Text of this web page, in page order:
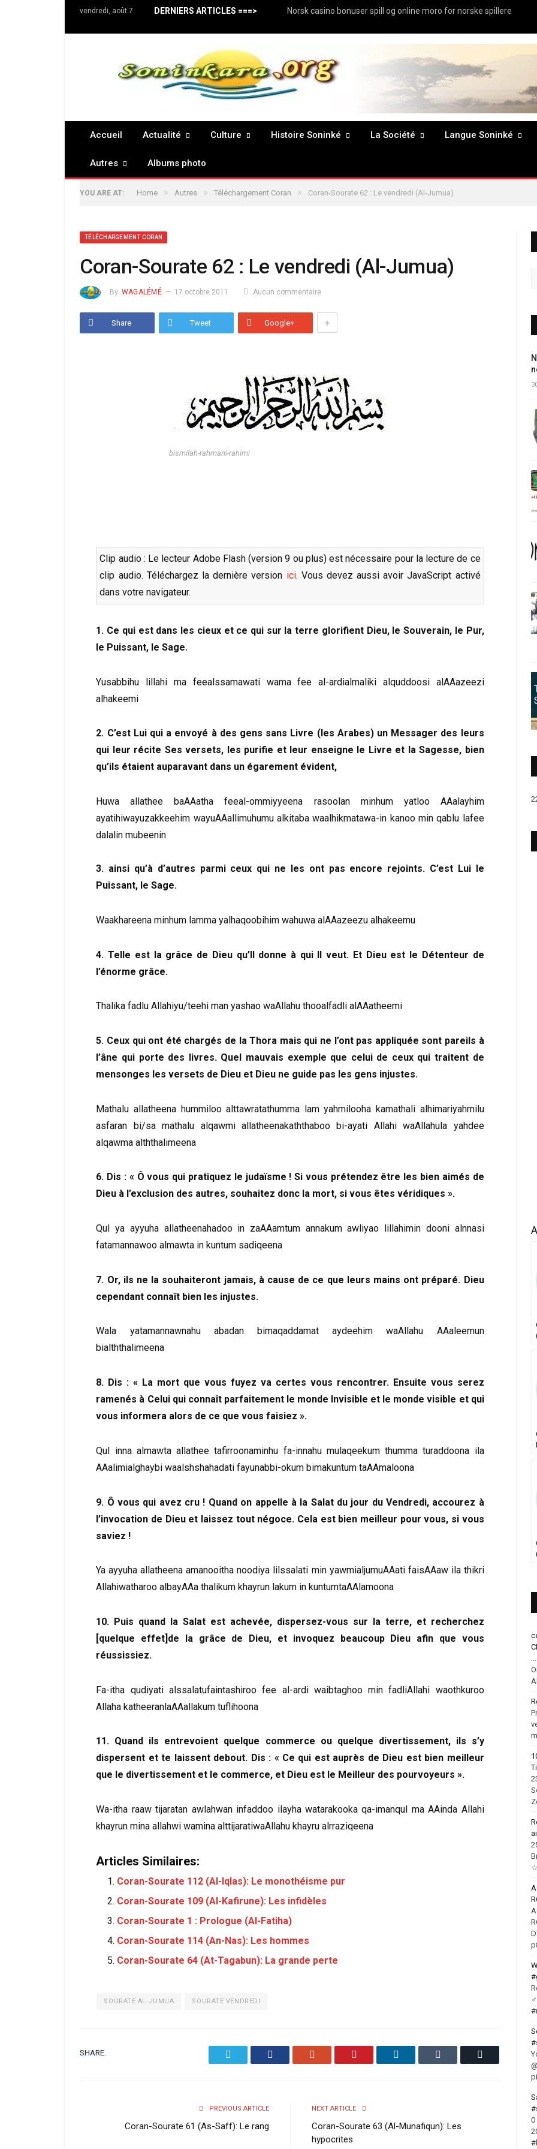
vendredi, août 7 DERNIERS ARTICLES ===> Norsk casino bonuser spill og online moro for norske spillere
Accueil Actualité Culture Histoire Soninké La Société Langue Soninké
Autres Albums photo
YOU ARE AT: Home » Autres » Téléchargement Coran » Coran-Sourate 62 : Le vendredi (Al-Jumua)
TÉLÉCHARGEMENT CORAN
Coran-Sourate 62 : Le vendredi (Al-Jumua)
By WAGALÉMÉ 17 octobre 2011 Aucun commentaire
Share Tweet Google+ +
bismilah-rahmani-rahimi
Clip audio : Le lecteur Adobe Flash (version 9 ou plus) est nécessaire pour la lecture de ce
clip audio. Téléchargez la dernière version ici. Vous devez aussi avoir JavaScript activé
dans votre navigateur.
1. Ce qui est dans les cieux et ce qui sur la terre glorifient Dieu, le Souverain, le Pur,
le Puissant, le Sage.
Yusabbihu lillahi ma feealssamawati wama fee al-ardialmaliki alquddoosi alAAazeezi
alhakeemi
2. C’est Lui qui a envoyé à des gens sans Livre (les Arabes) un Messager des leurs
qui leur récite Ses versets, les purifie et leur enseigne le Livre et la Sagesse, bien
qu’ils étaient auparavant dans un égarement évident,
Huwa allathee baAAatha feeal-ommiyyeena rasoolan minhum yatloo AAalayhim
ayatihiwayuzakkeehim wayuAAallimuhumu alkitaba waalhikmatawa-in kanoo min qablu lafee
dalalin mubeenin
3. ainsi qu’à d’autres parmi ceux qui ne les ont pas encore rejoints. C’est Lui le
Puissant, le Sage.
Waakhareena minhum lamma yalhaqoobihim wahuwa alAAazeezu alhakeemu
4. Telle est la grâce de Dieu qu’Il donne à qui Il veut. Et Dieu est le Détenteur de
l’énorme grâce.
Thalika fadlu Allahiyu/teehi man yashao waAllahu thooalfadli alAAatheemi
5. Ceux qui ont été chargés de la Thora mais qui ne l’ont pas appliquée sont pareils à
l’âne qui porte des livres. Quel mauvais exemple que celui de ceux qui traitent de
mensonges les versets de Dieu et Dieu ne guide pas les gens injustes.
Mathalu allatheena hummiloo alttawratathumma lam yahmilooha kamathali alhimariyahmilu
asfaran bi/sa mathalu alqawmi allatheenakaththaboo bi-ayati Allahi waAllahula yahdee
alqawma alththalimeena
6. Dis : « Ô vous qui pratiquez le judaïsme ! Si vous prétendez être les bien aimés de
Dieu à l’exclusion des autres, souhaitez donc la mort, si vous êtes véridiques ».
Qul ya ayyuha allatheenahadoo in zaAAamtum annakum awliyao lillahimin dooni alnnasi
fatamannawoo almawta in kuntum sadiqeena
7. Or, ils ne la souhaiteront jamais, à cause de ce que leurs mains ont préparé. Dieu
cependant connaît bien les injustes.
Wala yatamannawnahu abadan bimaqaddamat aydeehim waAllahu AAaleemun
bialththalimeena
8. Dis : « La mort que vous fuyez va certes vous rencontrer. Ensuite vous serez
ramenés à Celui qui connaît parfaitement le monde Invisible et le monde visible et qui
vous informera alors de ce que vous faisiez ».
Qul inna almawta allathee tafirroonaminhu fa-innahu mulaqeekum thumma turaddoona ila
AAalimialghaybi waalshshahadati fayunabbi-okum bimakuntum taAAmaloona
9. Ô vous qui avez cru ! Quand on appelle à la Salat du jour du Vendredi, accourez à
l’invocation de Dieu et laissez tout négoce. Cela est bien meilleur pour vous, si vous
saviez !
Ya ayyuha allatheena amanooitha noodiya lilssalati min yawmialjumuAAati faisAAaw ila thikri
Allahiwatharoo albayAAa thalikum khayrun lakum in kuntumtaAAlamoona
10. Puis quand la Salat est achevée, dispersez-vous sur la terre, et recherchez
[quelque effet]de la grâce de Dieu, et invoquez beaucoup Dieu afin que vous
réussissiez.
Fa-itha qudiyati alssalatufaintashiroo fee al-ardi waibtaghoo min fadliAllahi waothkuroo
Allaha katheeranlaAAallakum tuflihoona
11. Quand ils entrevoient quelque commerce ou quelque divertissement, ils s’y
dispersent et te laissent debout. Dis : « Ce qui est auprès de Dieu est bien meilleur
que le divertissement et le commerce, et Dieu est le Meilleur des pourvoyeurs ».
Wa-itha raaw tijaratan awlahwan infaddoo ilayha watarakooka qa-imanqul ma AAinda Allahi
khayrun mina allahwi wamina alttijaratiwaAllahu khayru alrraziqeena
Articles Similaires:
Coran-Sourate 112 (Al-Iqlas): Le monothéisme pur
Coran-Sourate 109 (Al-Kafirune): Les infidèles
Coran-Sourate 1 : Prologue (Al-Fatiha)
Coran-Sourate 114 (An-Nas): Les hommes
Coran-Sourate 64 (At-Tagabun): La grande perte
SOURATE AL-JUMUA SOURATE VENDREDI
SHARE.
PREVIOUS ARTICLE
Coran-Sourate 61 (As-Saff): Le rang
NEXT ARTICLE
Coran-Sourate 63 (Al-Munafiqun): Les
hypocrites
0